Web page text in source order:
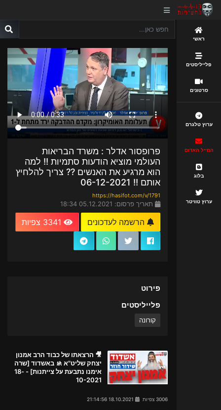
ראשי
פלייליסטים
סרטונים
ערוץ טלגרם
המייל האדום
בלוג
ערוץ טוויטר
פרופסור אדלר : משרד הבריאות
העולמי מוציא הודעות סתמיות !! למה
הוא מרגיע את האנשים ?? צריך להלחיץ
אותם !! 06-12-2021
https://hasifot.com/v/1791
תאריך פרסום: 05.12.2021 18:34
הרשמה לעדכונים
פירוט
פלייליסטים
קורונה
🎥 הרצאתו של כבוד הרב אמנון
יצחק שליט"א 🚸 באשדוד [שרה
אימנו נתבעת על צייתנות] - 18-
10-2021
3006 צפיות